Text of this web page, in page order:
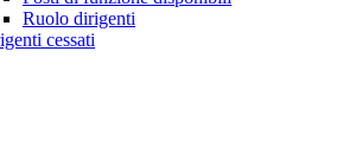
Ruolo dirigenti
cessati